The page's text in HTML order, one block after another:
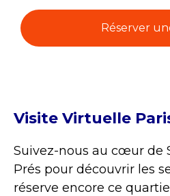
Réserver
Visite Virtuelle
Suivez-nous au cœur de
Prés pour découvrir les
réserve encore ce